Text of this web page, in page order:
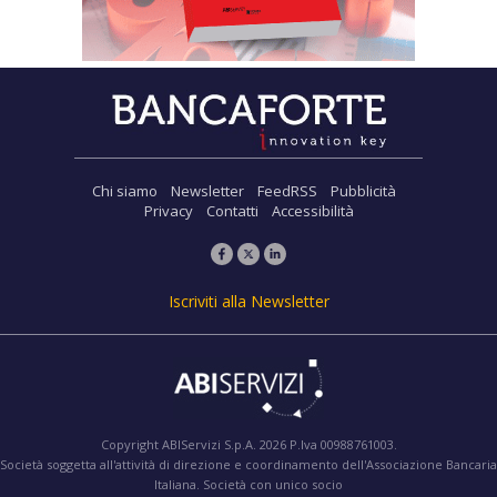
Chi siamo Newsletter FeedRSS
Pubblicità
Privacy
Contatti Accessibilità
Iscriviti alla Newsletter
Copyright ABIServizi S.p.A. 2026 P.Iva 00988761003.
Società soggetta all'attività di direzione e coordinamento dell'Associazione Bancaria
Italiana. Società con unico socio